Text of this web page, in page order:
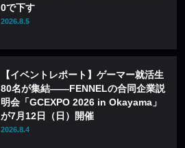
0で下す
2026.8.5
【イベントレポート】ゲーマー就活生
80名が集結——FENNELの合同企業説
明会「GCEXPO 2026 in Okayama」
が7月12日（日）開催
2026.8.4